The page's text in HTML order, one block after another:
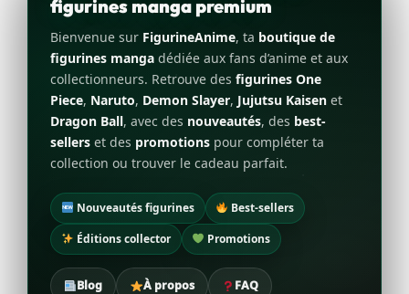
figurines manga premium
Bienvenue sur FigurineAnime, ta boutique de
figurines manga dédiée aux fans d’anime et aux
collectionneurs. Retrouve des figurines One
Piece, Naruto, Demon Slayer, Jujutsu Kaisen et
Dragon Ball, avec des nouveautés, des best-
sellers et des promotions pour compléter ta
collection ou trouver le cadeau parfait.
Nouveautés figurines
Best-sellers
Éditions collector
Promotions
Blog À propos FAQ